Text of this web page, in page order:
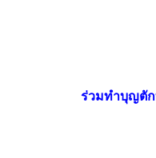
ร่วมทำบุญตั